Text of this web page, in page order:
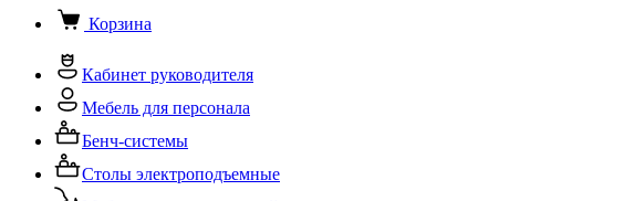
Корзина
Кабинет руководителя
Мебель для персонала
Бенч-системы
Столы электроподъемные